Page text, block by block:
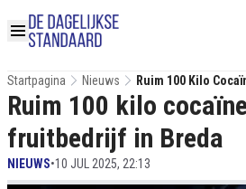
Startpagina Nieuws
Ruim 100 Kilo
Fruitbedrijf In Breda
Ruim 100 kilo
fruitbedrijf in Breda
NIEUWS•10 JUL 2025, 22:13